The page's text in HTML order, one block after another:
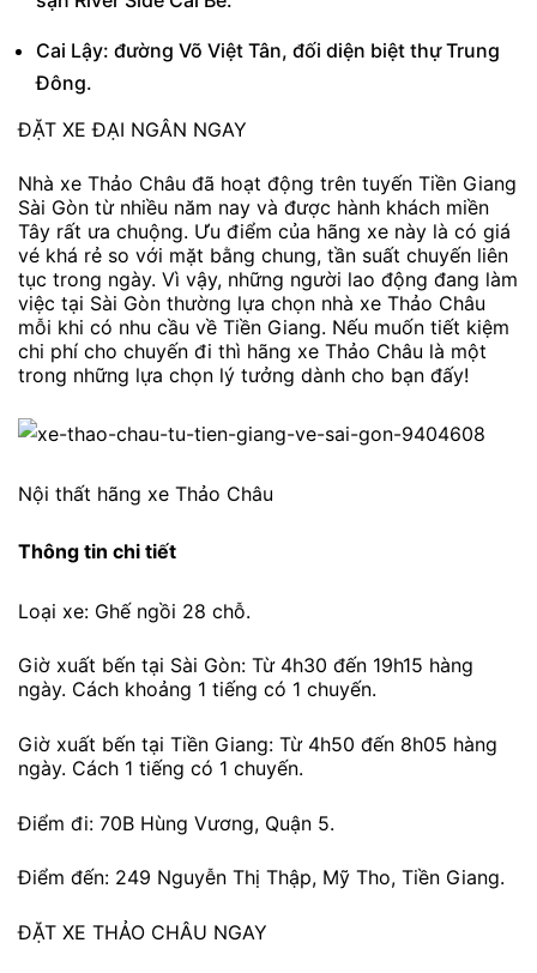
Cai Lậy: đường Võ Việt Tân, đối diện biệt thự Trung
Đông.
ĐẶT XE ĐẠI NGÂN NGAY
Nhà xe Thảo Châu đã hoạt động trên tuyến Tiền Giang
Sài Gòn từ nhiều năm nay và được hành khách miền
Tây rất ưa chuộng. Ưu điểm của hãng xe này là có giá
vé khá rẻ so với mặt bằng chung, tần suất chuyến liên
tục trong ngày. Vì vậy, những người lao động đang làm
việc tại Sài Gòn thường lựa chọn nhà xe Thảo Châu
mỗi khi có nhu cầu về Tiền Giang. Nếu muốn tiết kiệm
chi phí cho chuyến đi thì hãng xe Thảo Châu là một
trong những lựa chọn lý tưởng dành cho bạn đấy!
Nội thất hãng xe Thảo Châu
Thông tin chi tiết
Loại xe: Ghế ngồi 28 chỗ.
Giờ xuất bến tại Sài Gòn: Từ 4h30 đến 19h15 hàng
ngày. Cách khoảng 1 tiếng có 1 chuyến.
Giờ xuất bến tại Tiền Giang: Từ 4h50 đến 8h05 hàng
ngày. Cách 1 tiếng có 1 chuyến.
Điểm đi: 70B Hùng Vương, Quận 5.
Điểm đến: 249 Nguyễn Thị Thập, Mỹ Tho, Tiền Giang.
ĐẶT XE THẢO CHÂU NGAY